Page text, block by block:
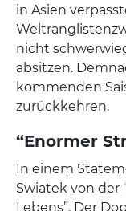
in Asien
nicht
absitzen.
kommenden
zurückkehren.
“Enormer
In einem
Swiatek von der
Lebens”. Der